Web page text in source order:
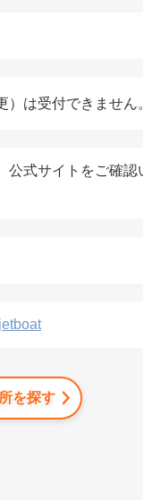
）は受付できません
公式サイトをご確
を探す